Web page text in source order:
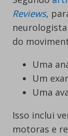
Reviews,
do
Uma
Um
Uma
Isso inclui
motoras e